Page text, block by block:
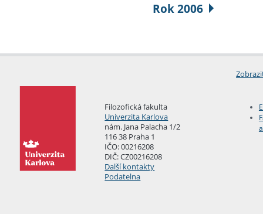
Rok 2006
Filozofická fakulta
Univerzita Karlova
nám. Jana Palacha 1/2
116 38 Praha 1
IČO: 00216208
DIČ: CZ00216208
Další kontakty
Podatelna